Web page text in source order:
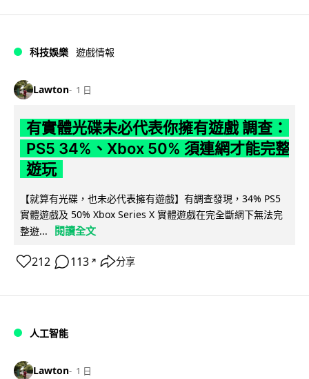
科技娛樂 遊戲情報
Lawton 1 日
有實體光碟未必代表你擁有遊戲 調查：
PS5 34%、Xbox 50% 須連網才能完整
遊玩
【就算有光碟，也未必代表擁有遊戲】有調查發現，34% PS5
實體遊戲及 50% Xbox Series X 實體遊戲在完全斷網下無法完
整遊...
閱讀全文
212 113 ↗ 分享
人工智能
Lawton 1 日